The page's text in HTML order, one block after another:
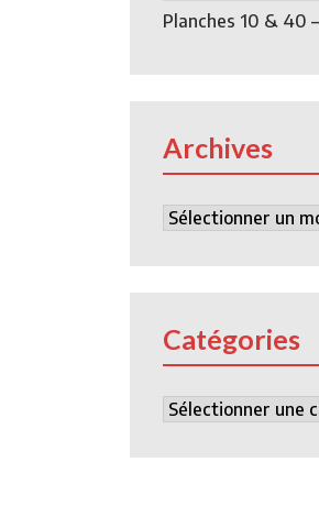
Planches 10 & 40
Archives
Archives
Catégories
Catégories